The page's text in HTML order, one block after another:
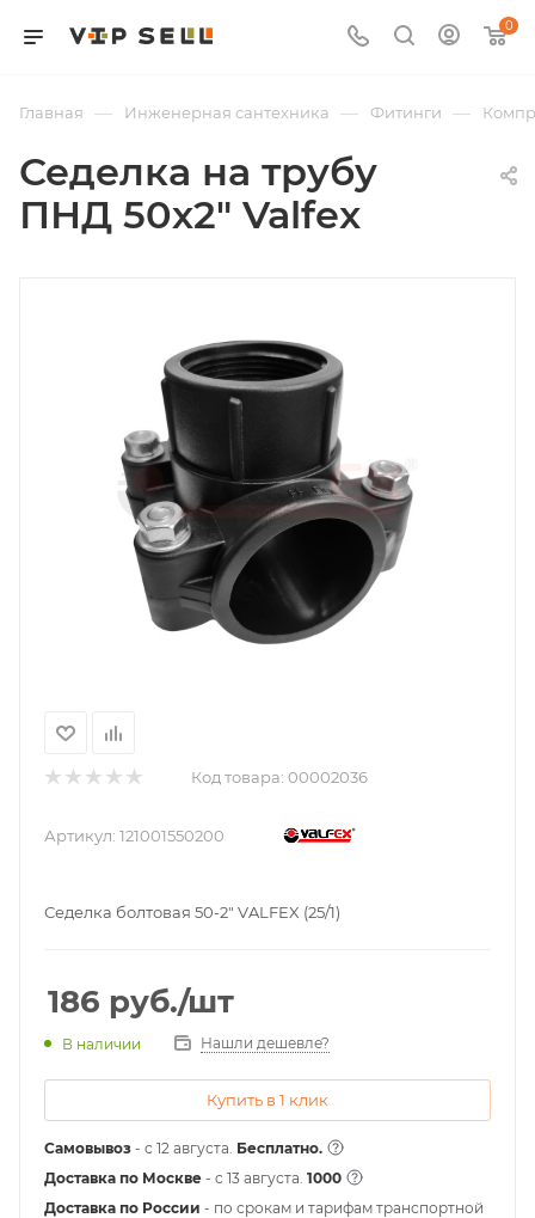
0
Главная — Инженерная сантехника — Фитинги —
Седелка на трубу
ПНД 50х2" Valfex
Код товара: 00002036
Артикул: 121001550200
Седелка болтовая 50-2" VALFEX (25/1)
186 руб./шт
В наличии Нашли дешевле?
Купить в 1 клик
Самовывоз - с 12 августа. Бесплатно.
Доставка по Москве - c 13 августа. 1000
Доставка по России - по срокам и тарифам транспортной